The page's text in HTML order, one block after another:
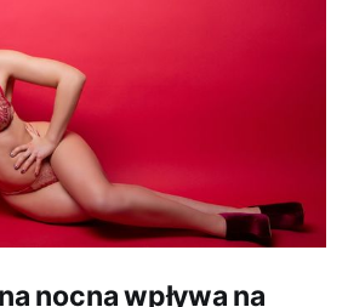
nocna wpływa na